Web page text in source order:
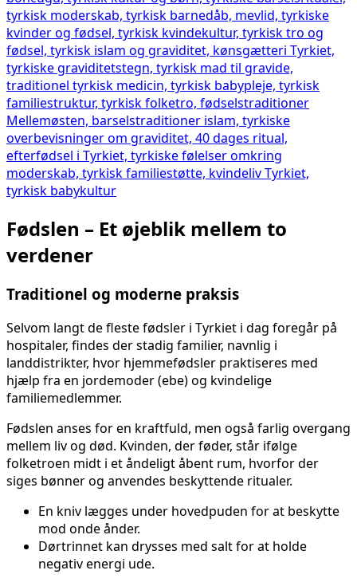
Fødslen – Et øjeblik mellem to
verdener
Traditionel og moderne praksis
Selvom langt de fleste fødsler i Tyrkiet i dag foregår på
hospitaler, findes der stadig familier, navnlig i
landdistrikter, hvor hjemmefødsler praktiseres med
hjælp fra en jordemoder (ebe) og kvindelige
familiemedlemmer.
Fødslen anses for en kraftfuld, men også farlig overgang
mellem liv og død. Kvinden, der føder, står ifølge
folketroen midt i et åndeligt åbent rum, hvorfor der
siges bønner og anvendes beskyttende ritualer.
En kniv lægges under hovedpuden for at beskytte
mod onde ånder.
Dørtrinnet kan drysses med salt for at holde
negativ energi ude.